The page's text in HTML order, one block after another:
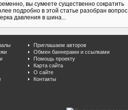
вы сумеете существенно сократить
подробно в этой статье разобран вопрос
давления в шина...
Приглашаем авторов
Обмен баннерами и ссылками
Помощь проекту
Карта сайта
О сайте
Контакты